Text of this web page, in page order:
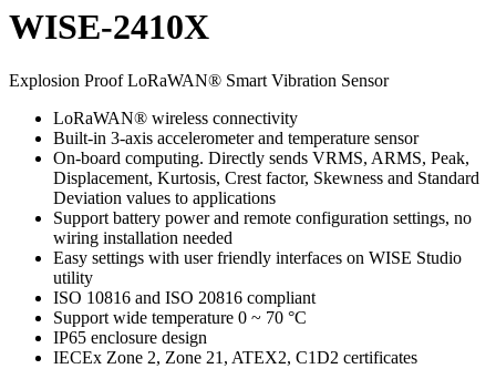
WISE-2410X
Explosion Proof LoRaWAN® Smart Vibration Sensor
LoRaWAN® wireless connectivity
Built-in 3-axis accelerometer and temperature sensor
On-board computing. Directly sends VRMS, ARMS, Peak,
Displacement, Kurtosis, Crest factor, Skewness and Standard
Deviation values to applications
Support battery power and remote configuration settings, no
wiring installation needed
Easy settings with user friendly interfaces on WISE Studio
utility
ISO 10816 and ISO 20816 compliant
Support wide temperature 0 ~ 70 °C
IP65 enclosure design
IECEx Zone 2, Zone 21, ATEX2, C1D2 certificates